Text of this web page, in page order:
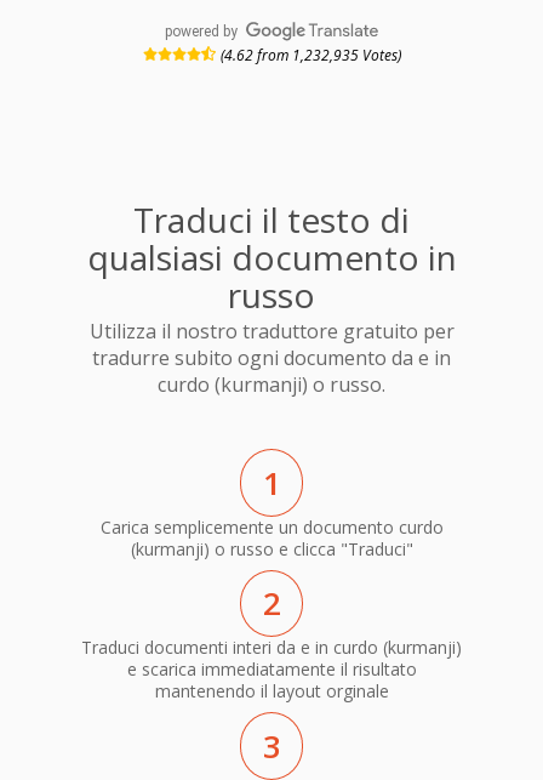
powered by
(4.62 from 1,232,935 Votes)
Traduci il testo di
qualsiasi documento in
russo
Utilizza il nostro traduttore gratuito per
tradurre subito ogni documento da e in
curdo (kurmanji) o russo.
1
Carica semplicemente un documento curdo
(kurmanji) o russo e clicca "Traduci"
2
Traduci documenti interi da e in curdo (kurmanji)
e scarica immediatamente il risultato
mantenendo il layout orginale
3